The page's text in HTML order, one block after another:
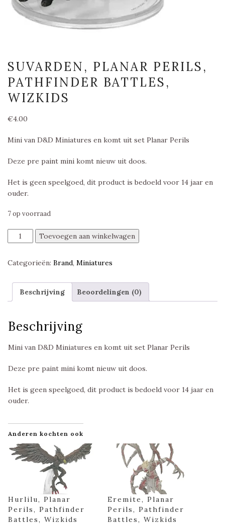
SUVARDEN, PLANAR PERILS,
PATHFINDER BATTLES,
WIZKIDS
€4.00
Mini van D&D Miniatures en komt uit set Planar Perils
Deze pre paint mini komt nieuw uit doos.
Het is geen speelgoed, dit product is bedoeld voor 14 jaar en
ouder.
7 op voorraad
Suvarden,
Planar
Pathfinder
Wizkids
aantal
Toevoegen aan winkelwagen
Categorieën: Brand, Miniatures
Beschrijving Beoordelingen (0)
Beschrijving
Mini van D&D Miniatures en komt uit set Planar Perils
Deze pre paint mini komt nieuw uit doos.
Het is geen speelgoed, dit product is bedoeld voor 14 jaar en
ouder.
Anderen kochten ook
Hurlilu, Planar
Perils, Pathfinder
Battles, Wizkids
Eremite, Planar
Perils, Pathfinder
Battles, Wizkids